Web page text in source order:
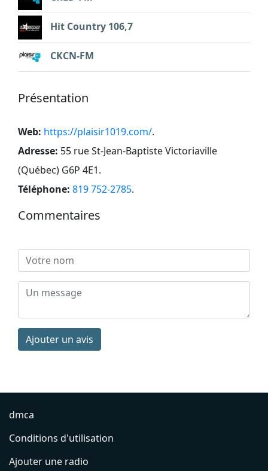
Hit Country 106,7
CKCN-FM
Présentation
Web: https://plaisir1019.com/.
Adresse: 55 rue St-Jean-Baptiste Victoriaville
(Québec) G6P 4E1.
Téléphone: 819 752-2785.
Commentaires
Ajouter un avis
dmca
Conditions d'utilisation
Ajouter une radio